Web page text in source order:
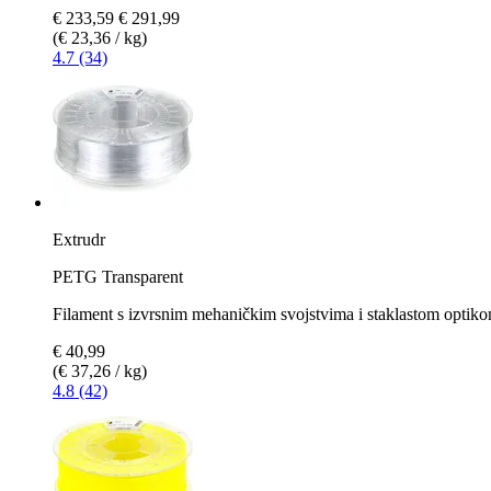
€ 233,59 € 291,99
(€ 23,36 / kg)
4.7 (34)
Extrudr
PETG Transparent
Filament s izvrsnim mehaničkim svojstvima i staklastom
€ 40,99
(€ 37,26 / kg)
4.8 (42)